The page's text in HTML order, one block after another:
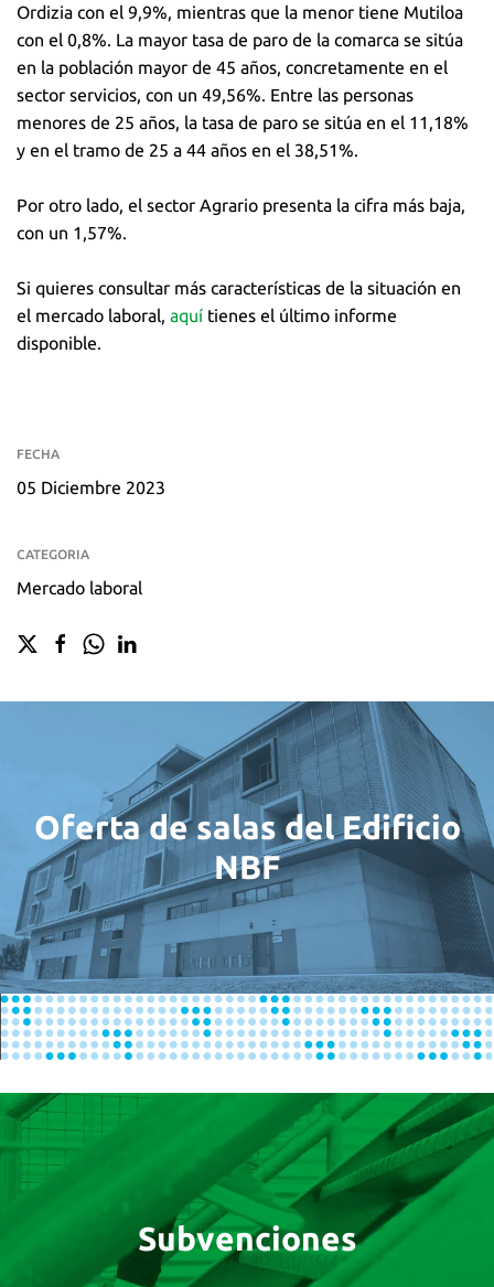
Ordizia con el 9,9%, mientras que la menor tiene Mutiloa
con el 0,8%. La mayor tasa de paro de la comarca se sitúa
en la población mayor de 45 años, concretamente en el
sector servicios, con un 49,56%. Entre las personas
menores de 25 años, la tasa de paro se sitúa en el 11,18%
y en el tramo de 25 a 44 años en el 38,51%.
Por otro lado, el sector Agrario presenta la cifra más baja,
con un 1,57%.
Si quieres consultar más características de la situación en
el mercado laboral, aquí tienes el último informe
disponible.
FECHA
05 Diciembre 2023
CATEGORIA
Mercado laboral
Oferta de salas del Edificio
NBF
Subvenciones